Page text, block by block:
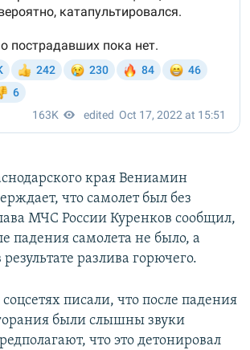
края Вениамин
что самолет был без
МЧС России Куренков сообщил,
падения самолета не было, а
разлива горючего.
писали, что после падения
были слышны звуки
что это детонировал